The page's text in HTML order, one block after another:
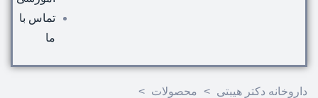
تماس با
ما
داروخانه دکتر هیبتی > محصولات >